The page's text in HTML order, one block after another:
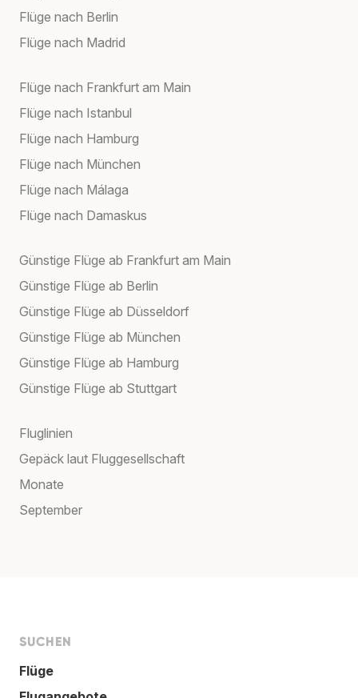
Flüge nach Berlin
Flüge nach Madrid
Flüge nach Frankfurt am Main
Flüge nach Istanbul
Flüge nach Hamburg
Flüge nach München
Flüge nach Málaga
Flüge nach Damaskus
Günstige Flüge ab Frankfurt am Main
Günstige Flüge ab Berlin
Günstige Flüge ab Düsseldorf
Günstige Flüge ab München
Günstige Flüge ab Hamburg
Günstige Flüge ab Stuttgart
Fluglinien
Gepäck laut Fluggesellschaft
Monate
September
SUCHEN
Flüge